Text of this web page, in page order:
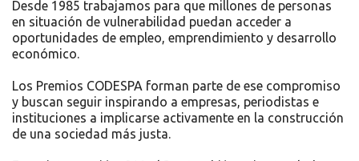
Desde 1985 trabajamos para que millones de personas
en situación de vulnerabilidad puedan acceder a
oportunidades de empleo, emprendimiento y desarrollo
económico.
Los Premios CODESPA forman parte de ese compromiso
y buscan seguir inspirando a empresas, periodistas e
instituciones a implicarse activamente en la construcción
de una sociedad más justa.